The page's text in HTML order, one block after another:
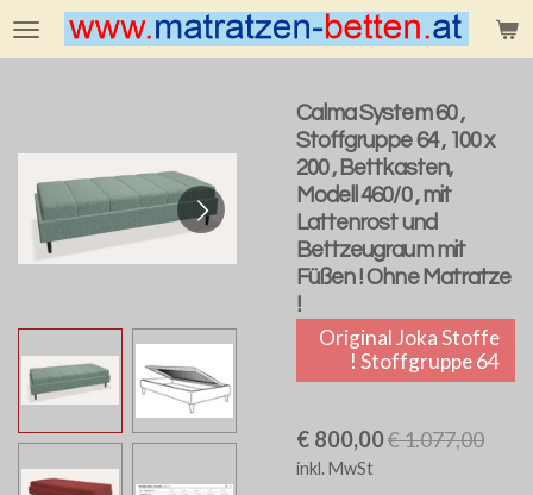
Zum
Hauptinhalt
Calma System 60 ,
Stoffgruppe 64 , 100 x
200 , Bettkasten,
Modell 460/0 , mit
Lattenrost und
Bettzeugraum mit
Füßen ! Ohne Matratze
!
Original Joka Stoffe
! Stoffgruppe 64
€ 800,00€ 1.077,00
inkl. MwSt